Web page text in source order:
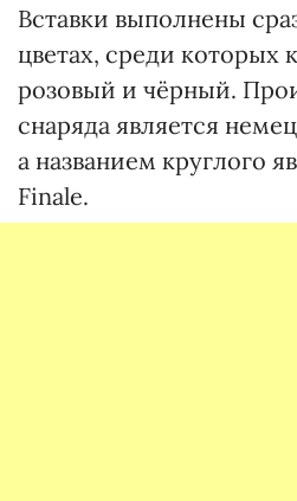
Вставки выполнены
цветах, среди которых
розовый и чёрный.
снаряда является
а названием круглого
Finale.